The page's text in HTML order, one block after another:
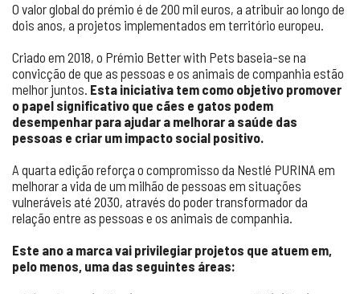
O valor global do prémio é de 200 mil euros, a atribuir ao longo de
dois anos, a projetos implementados em território europeu.
Criado em 2018, o Prémio Better with Pets baseia-se na
convicção de que as pessoas e os animais de companhia estão
melhor juntos. Esta iniciativa tem como objetivo promover
o papel significativo que cães e gatos podem
desempenhar para ajudar a melhorar a saúde das
pessoas e criar um impacto social positivo.
A quarta edição reforça o compromisso da Nestlé PURINA em
melhorar a vida de um milhão de pessoas em situações
vulneráveis até 2030, através do poder transformador da
relação entre as pessoas e os animais de companhia.
Este ano a marca vai privilegiar projetos que atuem em,
pelo menos, uma das seguintes áreas: